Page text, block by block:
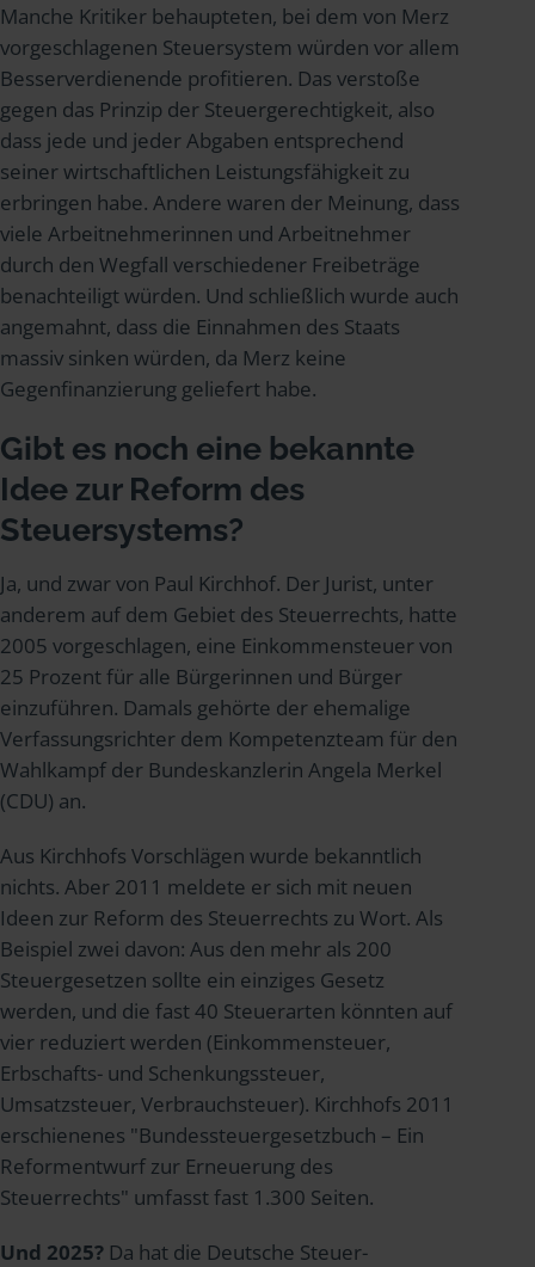
Manche Kritiker behaupteten, bei dem von Merz
vorgeschlagenen Steuersystem würden vor allem
Besserverdienende profitieren. Das verstoße
gegen das Prinzip der Steuergerechtigkeit, also
dass jede und jeder Abgaben entsprechend
seiner wirtschaftlichen Leistungsfähigkeit zu
erbringen habe. Andere waren der Meinung, dass
viele Arbeitnehmerinnen und Arbeitnehmer
durch den Wegfall verschiedener Freibeträge
benachteiligt würden. Und schließlich wurde auch
angemahnt, dass die Einnahmen des Staats
massiv sinken würden, da Merz keine
Gegenfinanzierung geliefert habe.
Gibt es noch eine bekannte
Idee zur Reform des
Steuersystems?
Ja, und zwar von Paul Kirchhof. Der Jurist, unter
anderem auf dem Gebiet des Steuerrechts, hatte
2005 vorgeschlagen, eine Einkommensteuer von
25 Prozent für alle Bürgerinnen und Bürger
einzuführen. Damals gehörte der ehemalige
Verfassungsrichter dem Kompetenzteam für den
Wahlkampf der Bundeskanzlerin Angela Merkel
(CDU) an.
Aus Kirchhofs Vorschlägen wurde bekanntlich
nichts. Aber 2011 meldete er sich mit neuen
Ideen zur Reform des Steuerrechts zu Wort. Als
Beispiel zwei davon: Aus den mehr als 200
Steuergesetzen sollte ein einziges Gesetz
werden, und die fast 40 Steuerarten könnten auf
vier reduziert werden (Einkommensteuer,
Erbschafts- und Schenkungssteuer,
Umsatzsteuer, Verbrauchsteuer). Kirchhofs 2011
erschienenes "Bundessteuergesetzbuch – Ein
Reformentwurf zur Erneuerung des
Steuerrechts" umfasst fast 1.300 Seiten.
Und 2025? Da hat die Deutsche Steuer-